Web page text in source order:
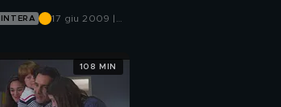
17 giu 2009 |
108 MIN